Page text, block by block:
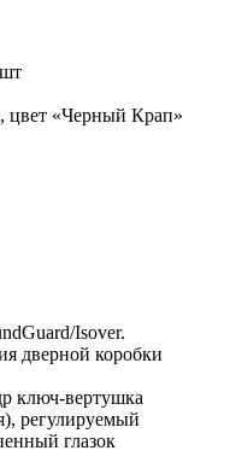
«Черный Крап»
Isover.
дверной коробки
ключ-вертушка
регулируемый
глазок